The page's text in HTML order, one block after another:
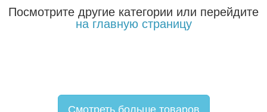
Посмотрите другие категории или перейдите
на главную страницу
Смотреть больше товаров